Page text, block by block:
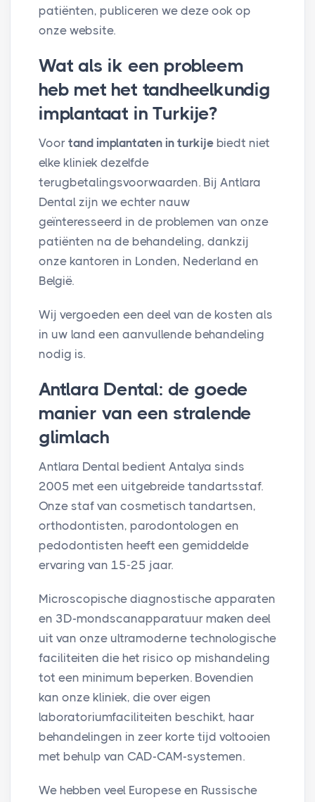
patiënten, publiceren we deze ook op
onze website.
Wat als ik een probleem
heb met het tandheelkundig
implantaat in Turkije?
Voor tand implantaten in turkije biedt niet
elke kliniek dezelfde
terugbetalingsvoorwaarden. Bij Antlara
Dental zijn we echter nauw
geïnteresseerd in de problemen van onze
patiënten na de behandeling, dankzij
onze kantoren in Londen, Nederland en
België.
Wij vergoeden een deel van de kosten als
in uw land een aanvullende behandeling
nodig is.
Antlara Dental: de goede
manier van een stralende
glimlach
Antlara Dental bedient Antalya sinds
2005 met een uitgebreide tandartsstaf.
Onze staf van cosmetisch tandartsen,
orthodontisten, parodontologen en
pedodontisten heeft een gemiddelde
ervaring van 15-25 jaar.
Microscopische diagnostische apparaten
en 3D-mondscanapparatuur maken deel
uit van onze ultramoderne technologische
faciliteiten die het risico op mishandeling
tot een minimum beperken. Bovendien
kan onze kliniek, die over eigen
laboratoriumfaciliteiten beschikt, haar
behandelingen in zeer korte tijd voltooien
met behulp van CAD-CAM-systemen.
We hebben veel Europese en Russische